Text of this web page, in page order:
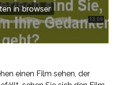
einen Film sehen, der